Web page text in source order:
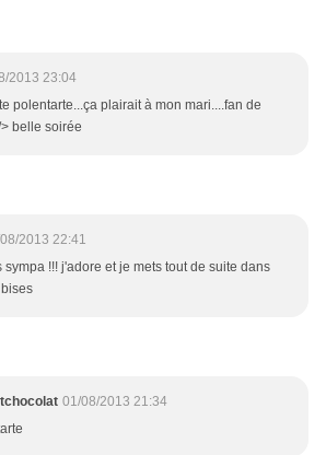
2013 23:04
polentarte...ça plairait à mon mari....fan de
belle soirée
2013 22:41
sympa !!! j'adore et je mets tout de suite dans
01/08/2013 21:34